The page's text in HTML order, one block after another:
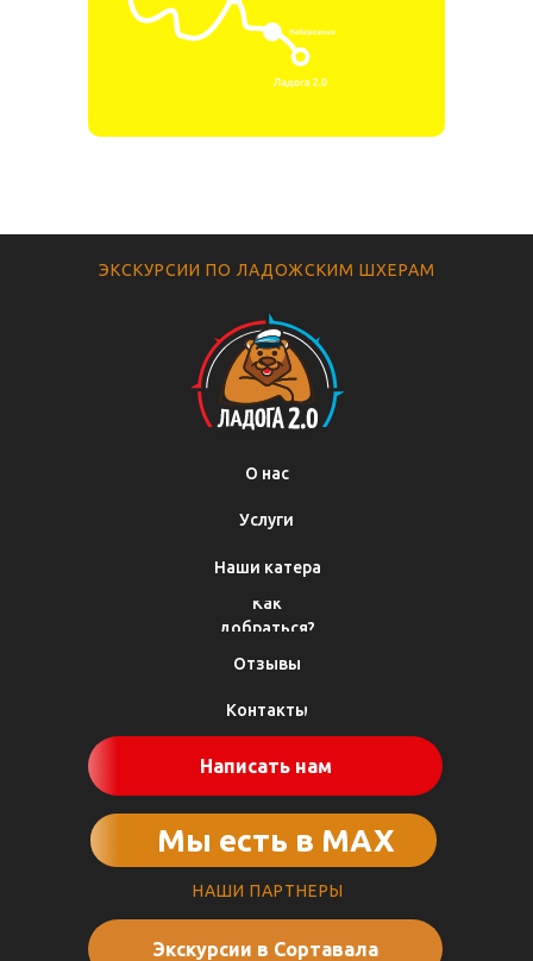
ЭКСКУРСИИ ПО ЛАДОЖСКИМ ШХЕРАМ
Написать нам
О нас
Услуги
Отзывы
Как
добраться?
Наши катера
Контакты
Экскурсии в Сортавала
НАШИ ПАРТНЕРЫ
Мы есть в МАХ